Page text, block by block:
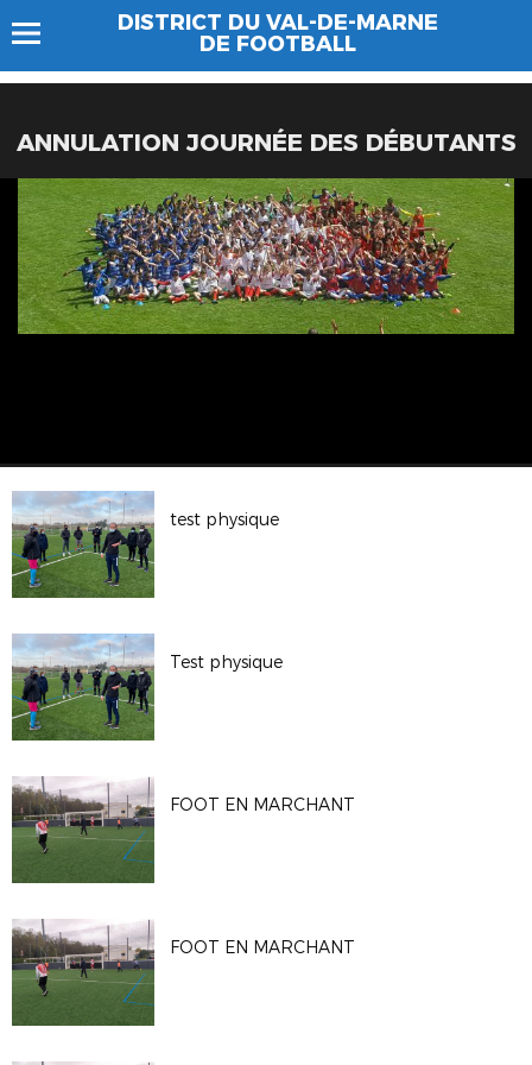
DISTRICT DU VAL-DE-MARNE
DE FOOTBALL
ANNULATION JOURNÉE DES DÉBUTANTS
test physique
Test physique
FOOT EN MARCHANT
FOOT EN MARCHANT